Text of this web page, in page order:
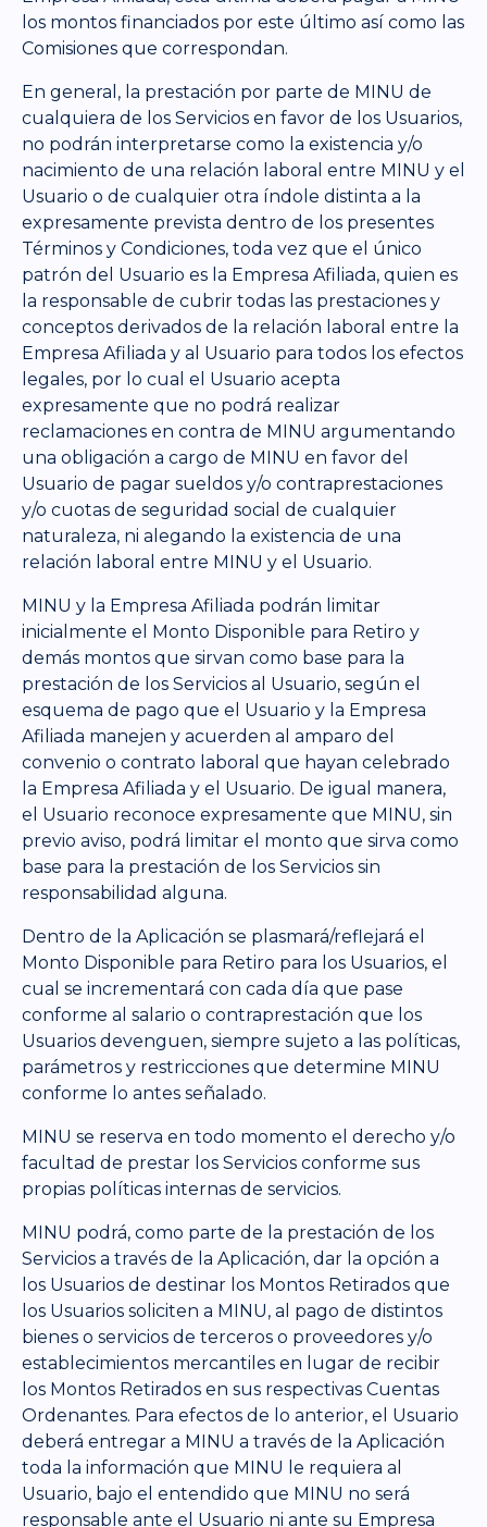
los montos financiados por este último así como las
Comisiones que correspondan.
En general, la prestación por parte de MINU de
cualquiera de los Servicios en favor de los Usuarios,
no podrán interpretarse como la existencia y/o
nacimiento de una relación laboral entre MINU y el
Usuario o de cualquier otra índole distinta a la
expresamente prevista dentro de los presentes
Términos y Condiciones, toda vez que el único
patrón del Usuario es la Empresa Afiliada, quien es
la responsable de cubrir todas las prestaciones y
conceptos derivados de la relación laboral entre la
Empresa Afiliada y al Usuario para todos los efectos
legales, por lo cual el Usuario acepta
expresamente que no podrá realizar
reclamaciones en contra de MINU argumentando
una obligación a cargo de MINU en favor del
Usuario de pagar sueldos y/o contraprestaciones
y/o cuotas de seguridad social de cualquier
naturaleza, ni alegando la existencia de una
relación laboral entre MINU y el Usuario.
MINU y la Empresa Afiliada podrán limitar
inicialmente el Monto Disponible para Retiro y
demás montos que sirvan como base para la
prestación de los Servicios al Usuario, según el
esquema de pago que el Usuario y la Empresa
Afiliada manejen y acuerden al amparo del
convenio o contrato laboral que hayan celebrado
la Empresa Afiliada y el Usuario. De igual manera,
el Usuario reconoce expresamente que MINU, sin
previo aviso, podrá limitar el monto que sirva como
base para la prestación de los Servicios sin
responsabilidad alguna.
Dentro de la Aplicación se plasmará/reflejará el
Monto Disponible para Retiro para los Usuarios, el
cual se incrementará con cada día que pase
conforme al salario o contraprestación que los
Usuarios devenguen, siempre sujeto a las políticas,
parámetros y restricciones que determine MINU
conforme lo antes señalado.
MINU se reserva en todo momento el derecho y/o
facultad de prestar los Servicios conforme sus
propias políticas internas de servicios.
MINU podrá, como parte de la prestación de los
Servicios a través de la Aplicación, dar la opción a
los Usuarios de destinar los Montos Retirados que
los Usuarios soliciten a MINU, al pago de distintos
bienes o servicios de terceros o proveedores y/o
establecimientos mercantiles en lugar de recibir
los Montos Retirados en sus respectivas Cuentas
Ordenantes. Para efectos de lo anterior, el Usuario
deberá entregar a MINU a través de la Aplicación
toda la información que MINU le requiera al
Usuario, bajo el entendido que MINU no será
responsable ante el Usuario ni ante su Empresa